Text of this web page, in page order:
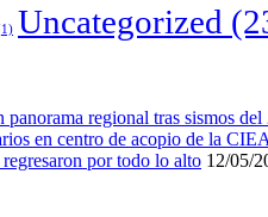
Uncategorized
regional tras sismos del
en centro de acopio de la CIEA
por todo lo alto 12/05/